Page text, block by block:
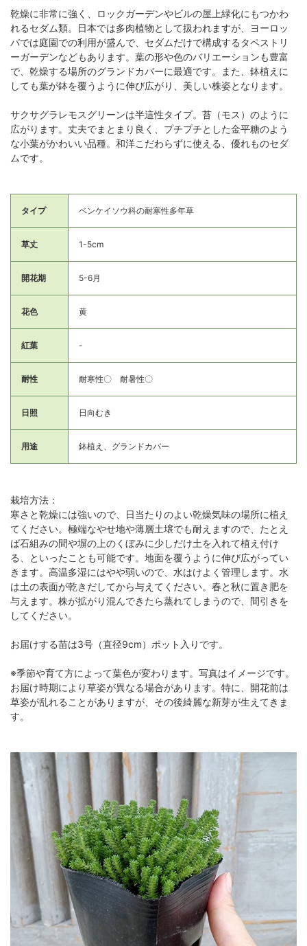
乾燥に非常に強く、ロックガーデンやビルの屋上緑化にもつかわ
れるセダム類。日本では多肉植物として扱われますが、ヨーロッ
パでは庭園での利用が盛んで、セダムだけで構成するタペストリ
ーガーデンなどもあります。葉の形や色のバリエーションも豊富
で、乾燥する場所のグランドカバーに最適です。また、鉢植えに
しても葉が鉢を覆うように伸び広がり、美しい株姿となります。
サクサグラレモスグリーンは半這性タイプ。苔（モス）のように
広がります。丈夫でまとまり良く、プチプチとした金平糖のよう
な小葉がかわいい品種。和洋こだわらずに使える、優れものセダ
ムです。
タイプ ベンケイソウ科の耐寒性多年草
草丈 1-5cm
開花期 5-6月
花色 黄
紅葉 -
耐性 耐寒性〇 耐暑性〇
日照 日向むき
用途 鉢植え、グランドカバー
栽培方法：
寒さと乾燥には強いので、日当たりのよい乾燥気味の場所に植え
てください。極端なやせ地や薄層土壌でも耐えますので、たとえ
ば石組みの間や塀の上のくぼみに少しだけ土を入れて植え付け
る、といったことも可能です。地面を覆うように伸び広がってい
きます。高温多湿にはやや弱いので、水はけよく管理します。水
は土の表面が乾きだしてから与えてください。春と秋に置き肥を
与えます。株が拡がり混んできたら蒸れてしまうので、間引きを
してください。
お届けする苗は3号（直径9cm）ポット入りです。
※季節や育て方によって葉色が変わります。写真はイメージです。
お届け時期により草姿が異なる場合があります。特に、開花前は
草姿が乱れることがありますが、その後綺麗な新芽が生えてきま
す。